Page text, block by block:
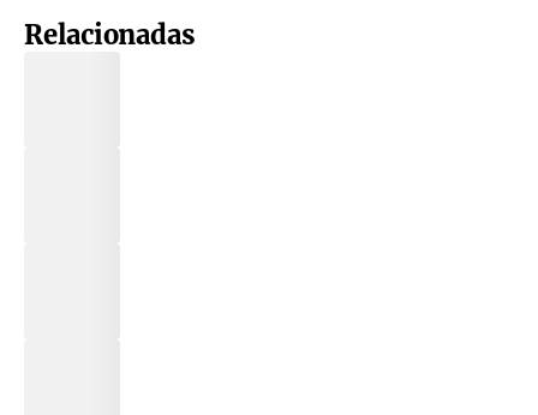
Relacionadas